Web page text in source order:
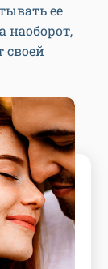
ее
наоборот,
своей